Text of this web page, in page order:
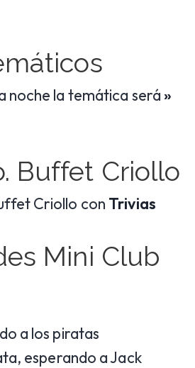
noche la temática será»
Buffet Criollo
Criollo con Trivias
Mini Club
a los piratas
esperando a Jack